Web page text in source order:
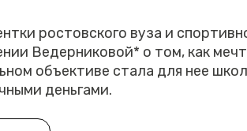
ростовского вуза и
Ведерниковой* о том, как
объективе стала для нее
деньгами.